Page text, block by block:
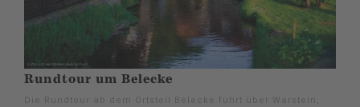
Rundtour um Belecke
Die Rundtour ab dem Ortsteil Belecke führt über Warstein,